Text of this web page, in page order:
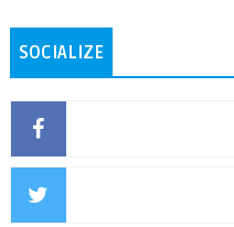
SOCIALIZE